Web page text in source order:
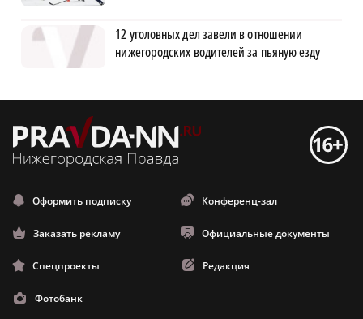
12 уголовных дел завели в отношении
нижегородских водителей за пьяную езду
Оформить подписку Конференц-зал
Заказать рекламу Официальные документы
Спецпроекты Редакция
Фотобанк